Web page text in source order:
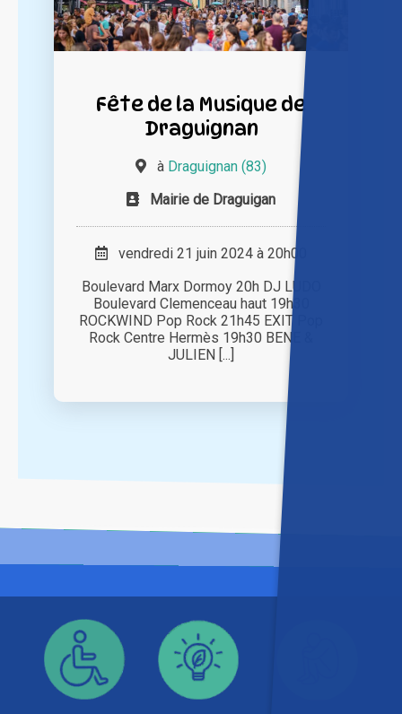
Fête de la Musique de
Draguignan
à Draguignan (83)
Mairie de Draguigan
vendredi 21 juin 2024 à 20h00
Boulevard Marx Dormoy 20h DJ LUDO
Boulevard Clemenceau haut 19h30
ROCKWIND Pop Rock 21h45 EXIT Pop
Rock Centre Hermès 19h30 BENE &
JULIEN [...]